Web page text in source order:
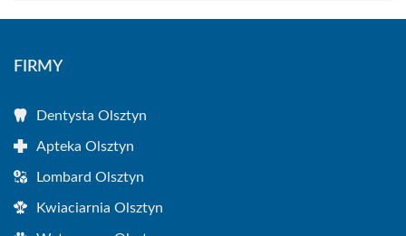
FIRMY
Dentysta Olsztyn
Apteka Olsztyn
Lombard Olsztyn
Kwiaciarnia Olsztyn